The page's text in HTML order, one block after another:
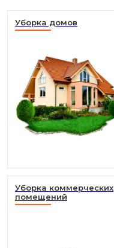
Уборка домов
Уборка коммерческих
помещений